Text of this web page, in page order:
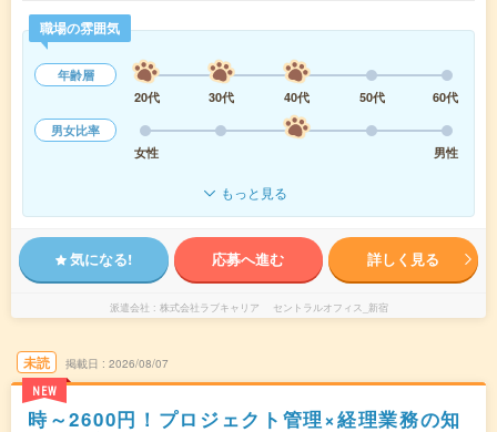
職場の雰囲気
年齢層
20代
30代 40代 50代
60代
男女比率
女性
男性
もっと見る
気になる! 応募へ進む 詳しく見る
派遣会社 株式会社ラブキャリア セントラルオフィス_新宿
未読
NEW
掲載日 2026/08/07
時～2600円！プロジェクト管理×経理業務の知